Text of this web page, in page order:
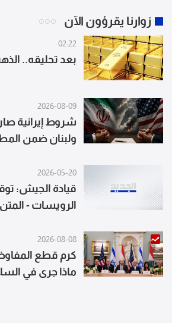
زوارنا يقرؤون الآن
02:22
بعد تحليقه..
2026-08-09
شروط إيرانية
ولبنان ضمن
2026-05-20
الرويسات - المتن
في بريتال مع
وأعتدة عسكرية
2026-08-08
كرم قطع
ماذا جرى في